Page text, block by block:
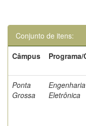
Conjunto de itens:
Câmpus
Programa/
Ponta
Grossa
Engenharia
Eletrônica